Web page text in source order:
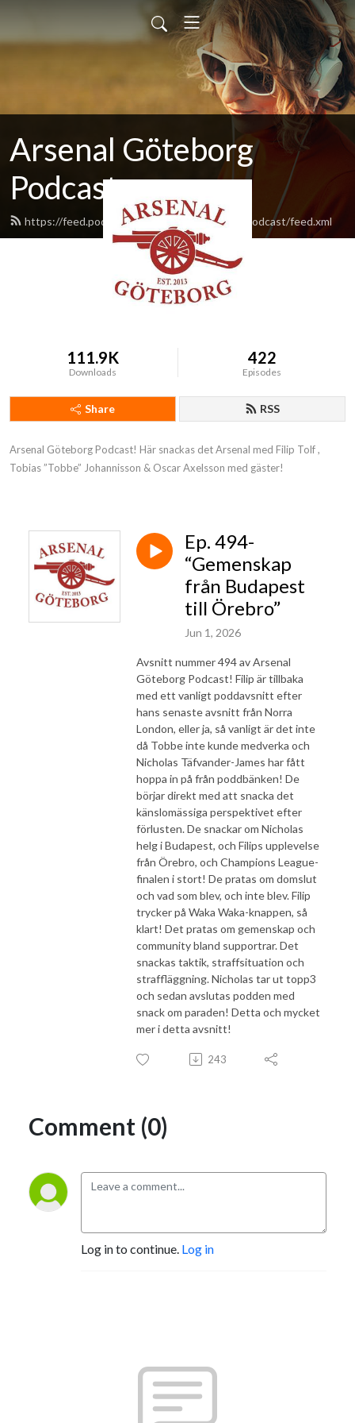
Arsenal Göteborg
Podcast
https://feed.podbean.com/ArsenalGoteborgPodcast/feed.xml
111.9K
Downloads
422
Episodes
Share RSS
Arsenal Göteborg Podcast! Här snackas det Arsenal med Filip Tolf ,
Tobias ”Tobbe” Johannisson & Oscar Axelsson med gäster!
Ep. 494-
“Gemenskap
från Budapest
till Örebro”
Jun 1, 2026
Avsnitt nummer 494 av Arsenal
Göteborg Podcast! Filip är tillbaka
med ett vanligt poddavsnitt efter
hans senaste avsnitt från Norra
London, eller ja, så vanligt är det inte
då Tobbe inte kunde medverka och
Nicholas Täfvander-James har fått
hoppa in på från poddbänken! De
börjar direkt med att snacka det
känslomässiga perspektivet efter
förlusten. De snackar om Nicholas
helg i Budapest, och Filips upplevelse
från Örebro, och Champions League-
finalen i stort! De pratas om domslut
och vad som blev, och inte blev. Filip
trycker på Waka Waka-knappen, så
klart! Det pratas om gemenskap och
community bland supportrar. Det
snackas taktik, straffsituation och
straffläggning. Nicholas tar ut topp3
och sedan avslutas podden med
snack om paraden! Detta och mycket
mer i detta avsnitt!
243
Comment (0)
Log in to continue. Log in